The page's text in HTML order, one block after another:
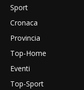
Sport
Cronaca
Provincia
Top-Home
Eventi
Top-Sport